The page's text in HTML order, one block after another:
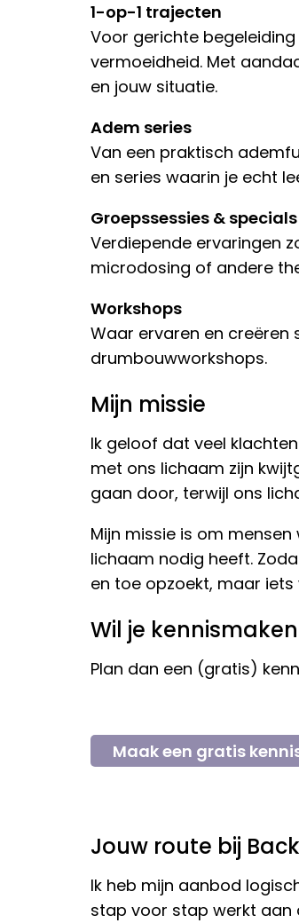
1-op-1 trajecten
Voor gerichte
vermoeidheid. Met
en jouw situatie.
Adem series
Van een praktisch
en series waarin je echt
Groepssessies & specials
Verdiepende ervaringen
microdosing of andere
Workshops
Waar ervaren en creëren
drumbouwworkshops.
Mijn missie
Ik geloof dat veel
met ons lichaam zijn
gaan door, terwijl ons
Mijn missie is om
lichaam nodig heeft.
en toe opzoekt, maar
Wil je
Plan dan een (gratis)
Maak een gratis
Jouw route bij
Ik heb mijn aanbod
stap voor stap werkt aan